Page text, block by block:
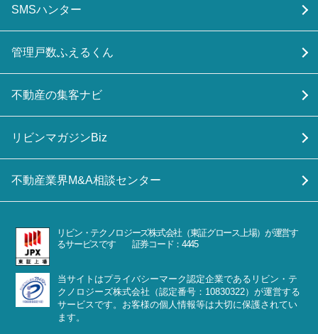
SMSハンター
管理戸数ふえるくん
不動産の集客ナビ
リビンマガジンBiz
不動産業界M&A相談センター
リビン・テクノロジーズ株式会社（東証グロース上場）が運営す
るサービスです 証券コード：4445
当サイトはプライバシーマーク認定企業であるリビン・テ
クノロジーズ株式会社（認定番号：10830322）が運営する
サービスです。お客様の個人情報等は大切に保護されてい
ます。